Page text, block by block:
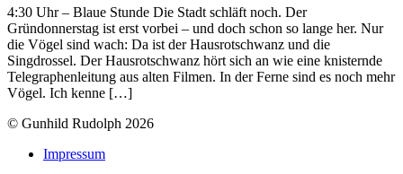
4:30 Uhr – Blaue Stunde Die Stadt schläft noch. Der
Gründonnerstag ist erst vorbei – und doch schon so lange her. Nur
die Vögel sind wach: Da ist der Hausrotschwanz und die
Singdrossel. Der Hausrotschwanz hört sich an wie eine knisternde
Telegraphenleitung aus alten Filmen. In der Ferne sind es noch mehr
Vögel. Ich kenne […]
© Gunhild Rudolph 2026
Impressum